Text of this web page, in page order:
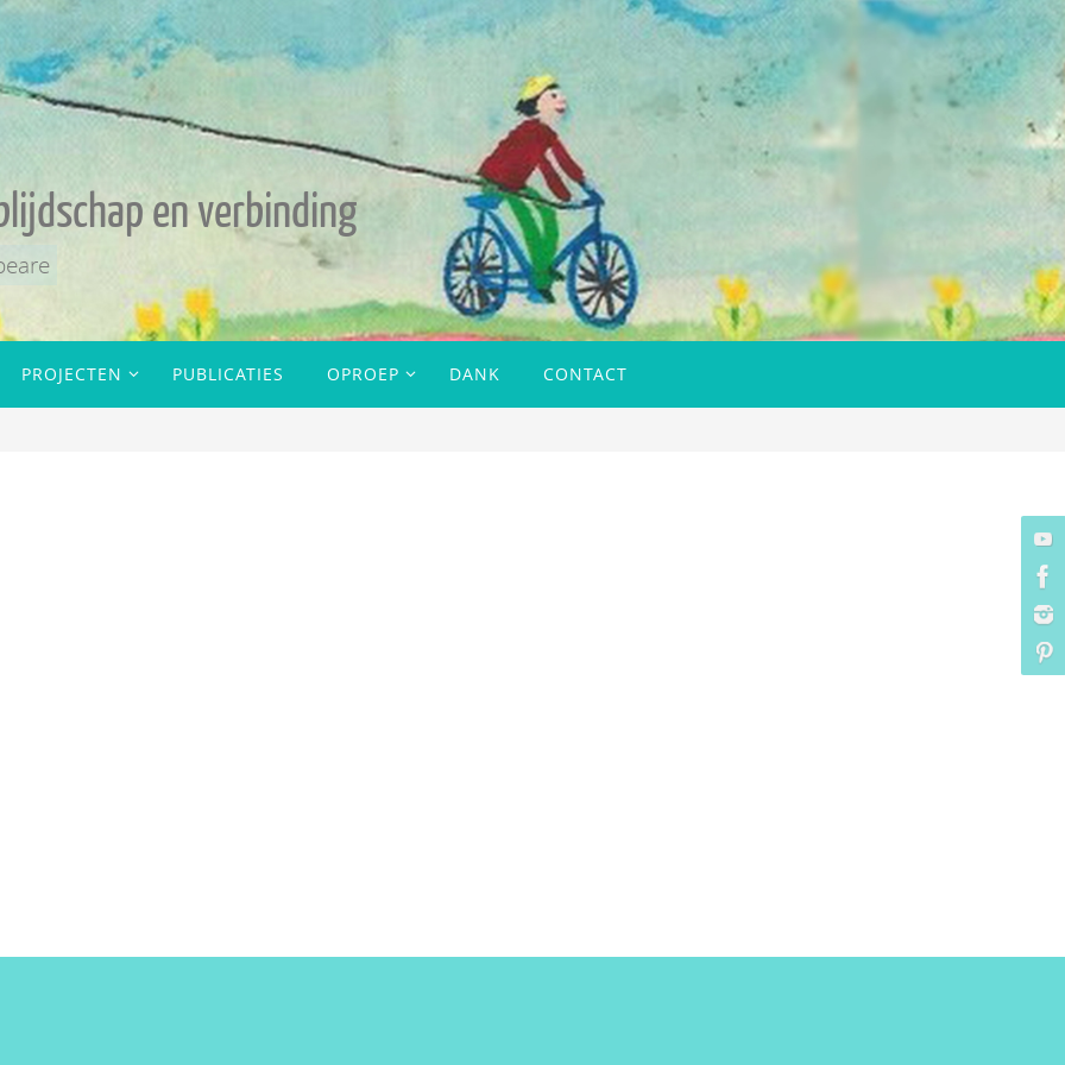
en verbinding
PROJECTEN PUBLICATIES OPROEP DANK CONTACT